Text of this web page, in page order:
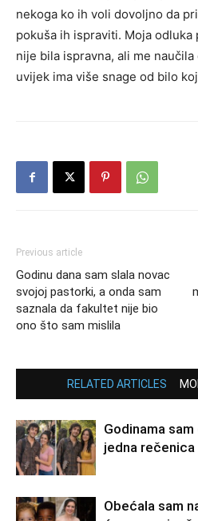
nekoga ko ih voli dovoljno da
pokuša ih ispraviti. Moja
nije bila ispravna, ali me
uvijek ima više snage od bilo
Previous article
Godinu dana sam slala novac
svojoj pastorki, a onda sam
saznala da fakultet nije bio
ono što sam mislila
RELATED ARTICLES
Godinama
jedna
Obećala sam